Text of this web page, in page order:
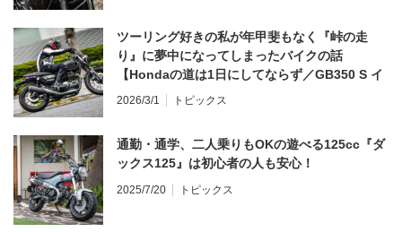
ツーリング好きの私が年甲斐もなく『峠の走
り』に夢中になってしまったバイクの話
【Hondaの道は1日にしてならず／GB350 S イ
ンプレ・レビュー 前編】
2026/3/1 トピックス
通勤・通学、二人乗りもOKの遊べる125cc『ダ
ックス125』は初心者の人も安心！
2025/7/20 トピックス